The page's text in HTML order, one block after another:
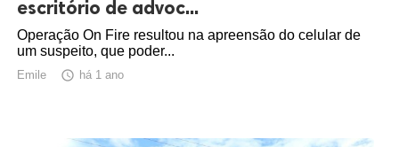
escritório de advoc...
Operação On Fire resultou na apreensão do celular de
um suspeito, que poder...
Emile  há 1 ano